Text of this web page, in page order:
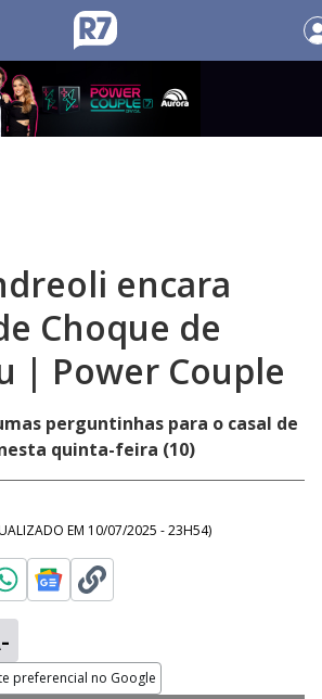
encara
Choque de
| Power Couple
perguntinhas para o casal de
quinta-feira (10)
EM 10/07/2025 - 23H54)
preferencial no Google
explore